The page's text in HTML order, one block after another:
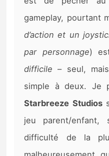
gameplay, pourtant
d’action et un
par personnage)
difficile – seul,
simple à deux. Je
Starbreeze Studios
jeu parent/
difficulté de la